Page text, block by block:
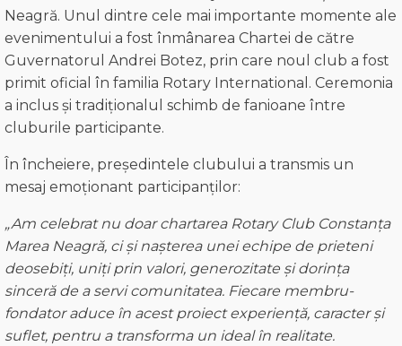
Neagră. Unul dintre cele mai importante momente ale
evenimentului a fost înmânarea Chartei de către
Guvernatorul Andrei Botez, prin care noul club a fost
primit oficial în familia Rotary International. Ceremonia
a inclus și tradiționalul schimb de fanioane între
cluburile participante.
În încheiere, președintele clubului a transmis un
mesaj emoționant participanților:
„Am celebrat nu doar chartarea Rotary Club Constanța
Marea Neagră, ci și nașterea unei echipe de prieteni
deosebiți, uniți prin valori, generozitate și dorința
sinceră de a servi comunitatea. Fiecare membru-
fondatoraduce în acest proiect experiență, caracter și
suflet, pentru a transformaun ideal în realitate.